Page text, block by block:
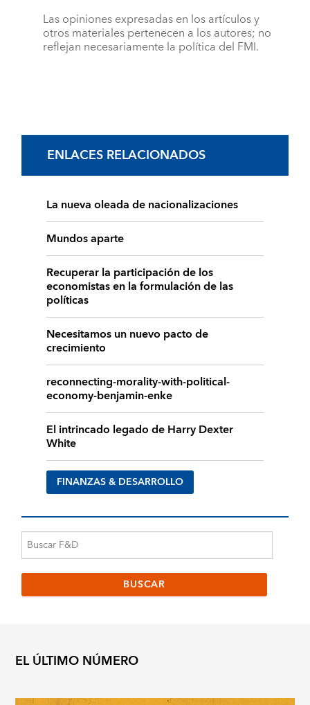
Las opiniones expresadas en los artículos y
otros materiales pertenecen a los autores; no
reflejan necesariamente la política del FMI.
ENLACES RELACIONADOS
La nueva oleada de nacionalizaciones
Mundos aparte
Recuperar la participación de los
economistas en la formulación de las
políticas
Necesitamos un nuevo pacto de
crecimiento
reconnecting-morality-with-political-
economy-benjamin-enke
El intrincado legado de Harry Dexter
White
FINANZAS & DESARROLLO
EL ÚLTIMO NÚMERO